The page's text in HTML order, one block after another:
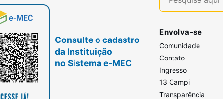
Consulte o cadastro
da Instituição
no Sistema e-MEC
Envolva-se
Comunidade
Contato
Ingresso
13 Campi
Transparência